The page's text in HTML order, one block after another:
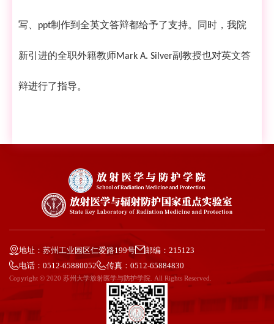
写、 ppt制作到全英文答辩都给予了支持。同时， 我院
新引进的全职外籍教师Mark A. Silver副教授也对英文答
辩进行了指导。
地址：苏州工业园区仁爱路199号
邮编：215123
电话：0512-65880052
传真：0512-65884830
Copyright © 2020 苏州大学放射医学与防护学院. All Rights Reserved.